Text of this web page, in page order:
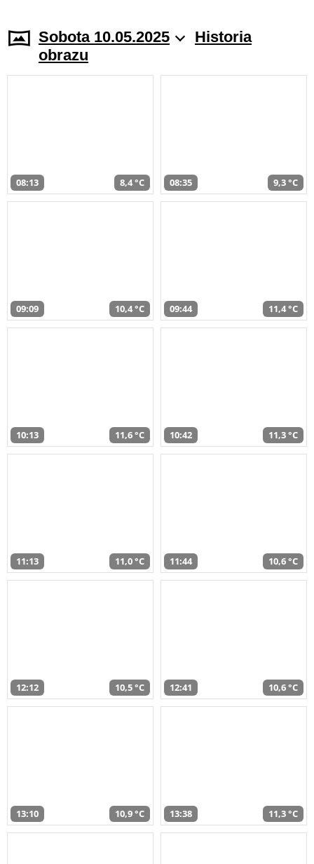
Sobota 10.05.2025
Historia
obrazu
08:13 8,4 °C 08:35 9,3 °C
09:09 10,4 °C 09:44 11,4 °C
10:13 11,6 °C 10:42 11,3 °C
11:13 11,0 °C 11:44 10,6 °C
12:12 10,5 °C 12:41 10,6 °C
13:10 10,9 °C 13:38 11,3 °C